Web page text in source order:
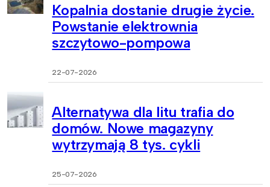
Kopalnia dostanie drugie życie.
Powstanie elektrownia
szczytowo-pompowa
22-07-2026
Alternatywa dla litu trafia do
domów. Nowe magazyny
wytrzymają 8 tys. cykli
25-07-2026